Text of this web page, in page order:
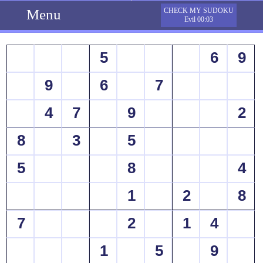
Menu
CHECK MY SUDOKU
Evil 00:03
5 6
9
9
6
7
4
7 9
2
8
3
5
5
8
4
1
2
8
7
2 1
4
1
5
9